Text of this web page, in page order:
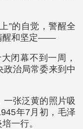
”的自觉，警醒全
醒和坚定——
闭幕不到一周，
政治局常委来到中
张泛黄的照片吸
年7月初，毛泽
一行。